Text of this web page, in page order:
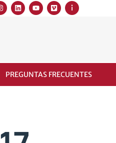
PREGUNTAS FRECUENTES